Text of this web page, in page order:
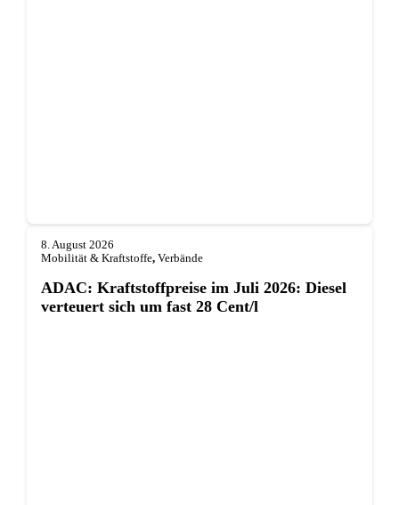
8. August 2026
Mobilität & Kraftstoffe, Verbände
ADAC: Kraftstoffpreise im Juli 2026: Diesel
verteuert sich um fast 28 Cent/l